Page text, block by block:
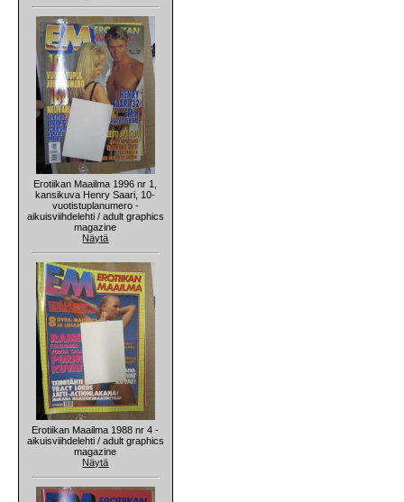
Erotiikan Maailma 1996 nr 1,
kansikuva Henry Saari, 10-
vuotistuplanumero -
aikuisviihdelehti / adult graphics
magazine
Näytä
Erotiikan Maailma 1988 nr 4 -
aikuisviihdelehti / adult graphics
magazine
Näytä